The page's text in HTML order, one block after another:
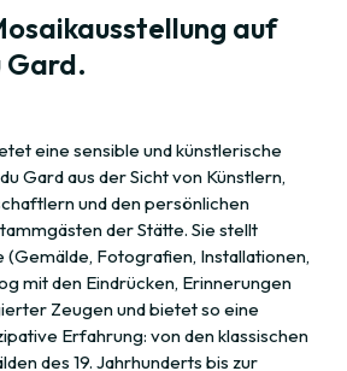
auf
Gard.
eine sensible und künstlerische
Gard aus der Sicht von Künstlern,
und den persönlichen
der Stätte. Sie stellt
Fotografien, Installationen,
mit den Eindrücken, Erinnerungen
Zeugen und bietet so eine
Erfahrung: von den klassischen
des 19. Jahrhunderts bis zur